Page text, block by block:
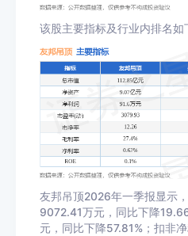
该股主要指标及行业内排名如
友邦吊顶2026年一季报显示
9072.41万元，同比下降
元，同比下降57.81%；扣非